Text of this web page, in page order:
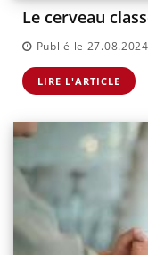
Le cerveau
Publié le 27.08.2024
LIRE L'ARTICLE